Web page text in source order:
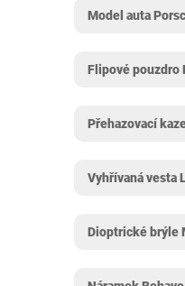
Model auta
Flipové pouzdro
Přehazovací
Vyhřívaná vesta
Dioptrické brýle